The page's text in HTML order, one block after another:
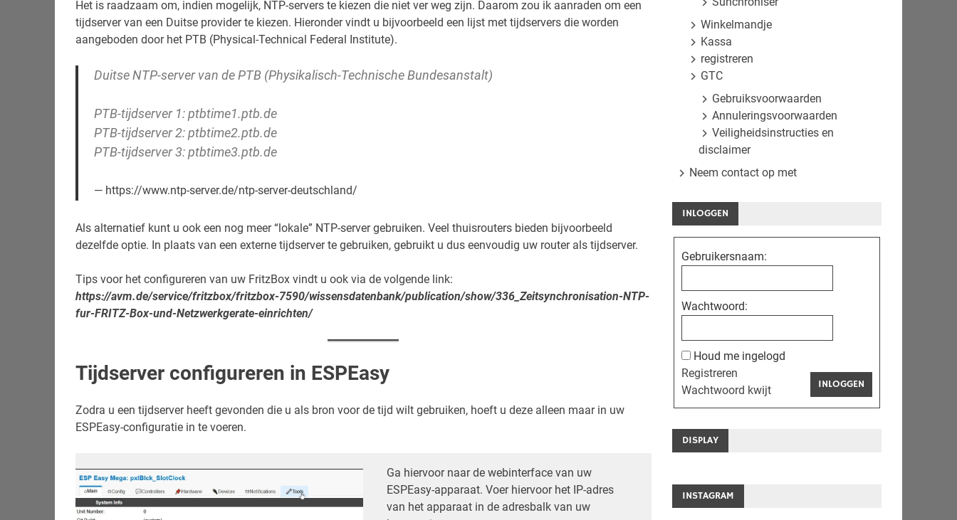
Het is raadzaam om, indien mogelijk, NTP-servers te kiezen die niet ver weg zijn. Daarom zou ik aanraden om een
tijdserver van een Duitse provider te kiezen. Hieronder vindt u bijvoorbeeld een lijst met tijdservers die worden
aangeboden door het PTB (Physical-Technical Federal Institute).
Duitse NTP-server van de PTB (Physikalisch-Technische Bundesanstalt)
PTB-tijdserver 1: ptbtime1.ptb.de
PTB-tijdserver 2: ptbtime2.ptb.de
PTB-tijdserver 3: ptbtime3.ptb.de
https://www.ntp-server.de/ntp-server-deutschland/
Als alternatief kunt u ook een nog meer “lokale” NTP-server gebruiken. Veel thuisrouters bieden bijvoorbeeld
dezelfde optie. In plaats van een externe tijdserver te gebruiken, gebruikt u dus eenvoudig uw router als tijdserver.
Tips voor het configureren van uw FritzBox vindt u ook via de volgende link:
https://avm.de/service/fritzbox/fritzbox-7590/wissensdatenbank/publication/show/336_Zeitsynchronisation-NTP-
fur-FRITZ-Box-und-Netzwerkgerate-einrichten/
Tijdserver configureren in ESPEasy
Zodra u een tijdserver heeft gevonden die u als bron voor de tijd wilt gebruiken, hoeft u deze alleen maar in uw
ESPEasy-configuratie in te voeren.
Ga hiervoor naar de webinterface van uw
ESPEasy-apparaat. Voer hiervoor het IP-adres
van het apparaat in de adresbalk van uw
Winkelmandje
Kassa
registreren
GTC
Gebruiksvoorwaarden
Annuleringsvoorwaarden
Veiligheidsinstructies en
disclaimer
Neem contact op met
INLOGGEN
Gebruikersnaam:
Wachtwoord:
Houd me ingelogd
INLOGGEN
Registreren
Wachtwoord kwijt
DISPLAY
INSTAGRAM